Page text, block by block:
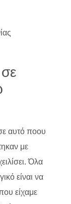
αυτό ποου
με
Όλα
είναι να
είχαμε